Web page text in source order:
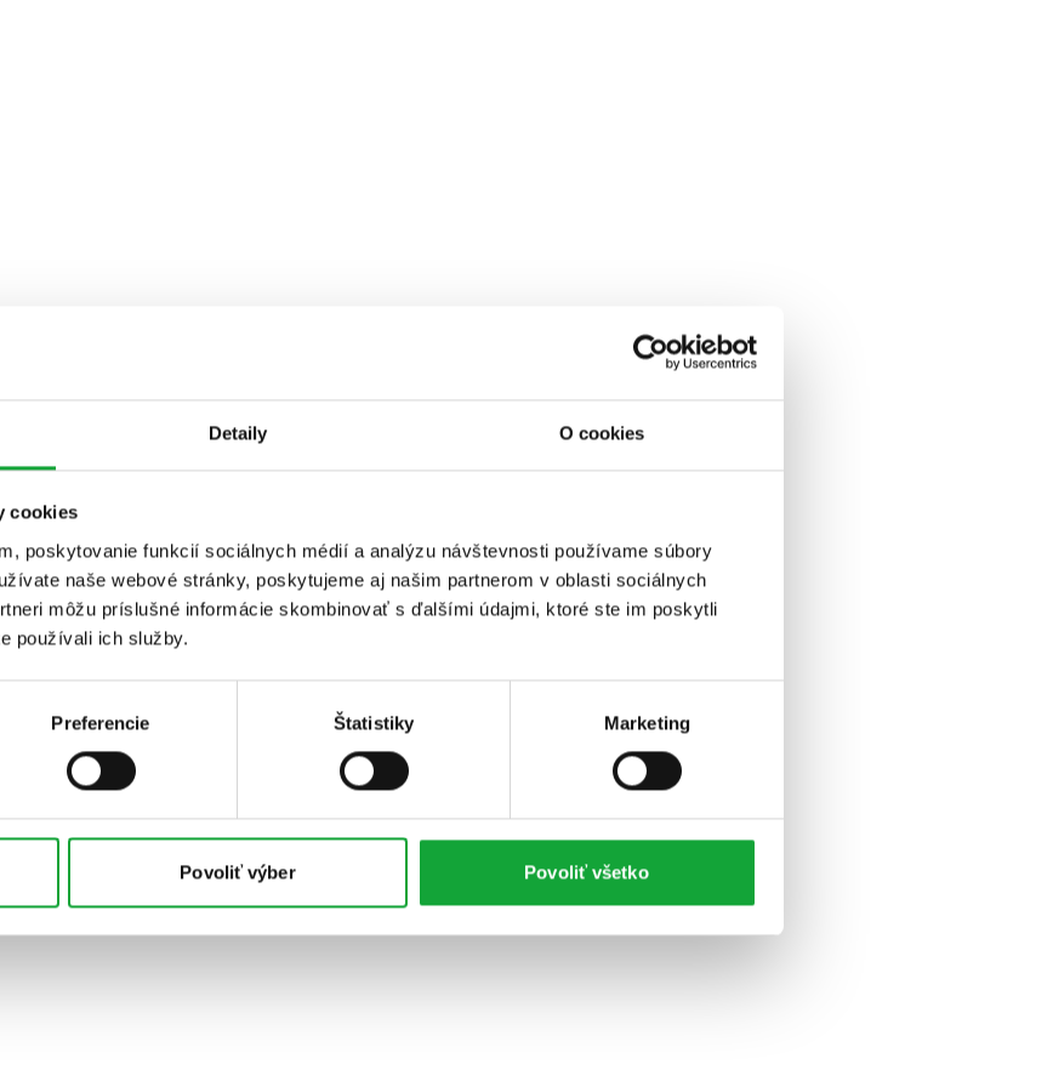
Detaily O cookies
cookies
poskytovanie funkcií sociálnych médií a analýzu návštevnosti používame súbory
naše webové stránky, poskytujeme aj našim partnerom v oblasti sociálnych
môžu príslušné informácie skombinovať s ďalšími údajmi, ktoré ste im poskytli
používali ich služby.
Preferencie Štatistiky Marketing
Povoliť výber Povoliť všetko